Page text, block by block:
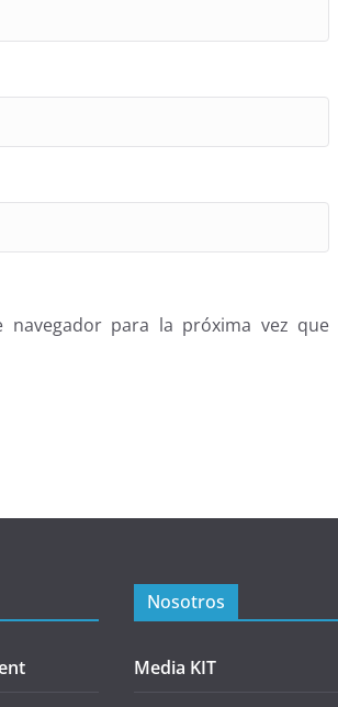
para la próxima vez que
Nosotros
Media KIT